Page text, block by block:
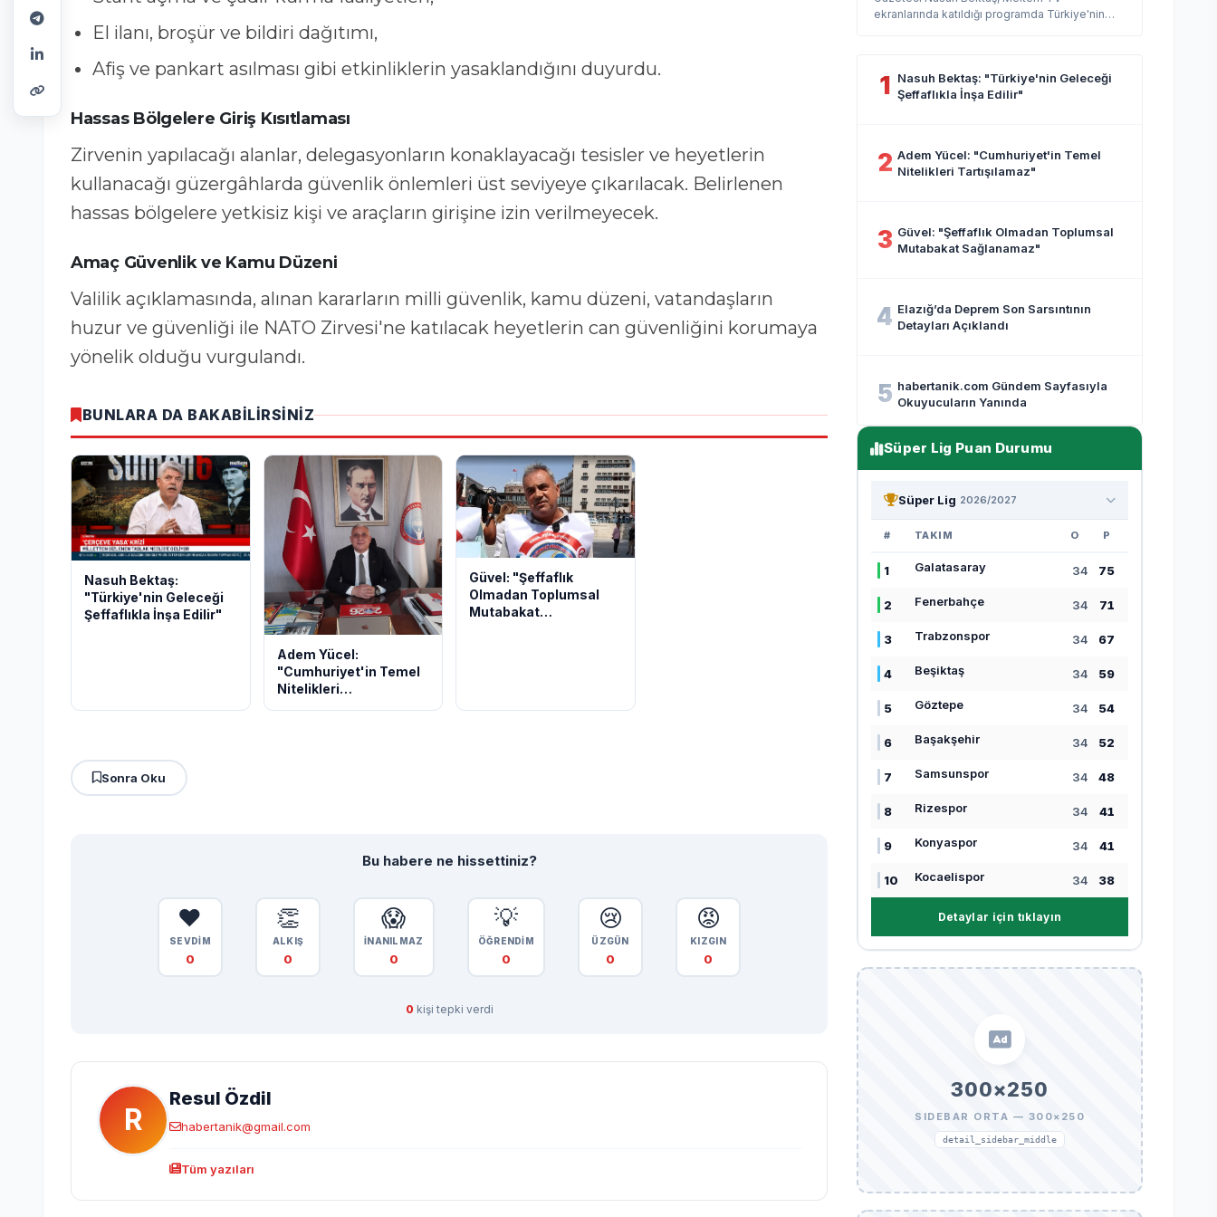
El ilanı, broşür ve bildiri dağıtımı,
Afiş ve pankart asılması gibi etkinliklerin yasaklandığını duyurdu.
Hassas Bölgelere Giriş Kısıtlaması
Zirvenin yapılacağı alanlar, delegasyonların konaklayacağı tesisler ve heyetlerin
kullanacağı güzergâhlarda güvenlik önlemleri üst seviyeye çıkarılacak. Belirlenen
hassas bölgelere yetkisiz kişi ve araçların girişine izin verilmeyecek.
Amaç Güvenlik ve Kamu Düzeni
Valilik açıklamasında, alınan kararların milli güvenlik, kamu düzeni, vatandaşların
huzur ve güvenliği ile NATO Zirvesi'ne katılacak heyetlerin can güvenliğini korumaya
yönelik olduğu vurgulandı.
BUNLARA DA BAKABİLİRSİNİZ
Nasuh Bektaş:
"Türkiye'nin Geleceği
Şeffaflıkla İnşa Edilir"
Adem Yücel:
"Cumhuriyet'in Temel
Nitelikleri
Güvel: "Şeffaflık
Olmadan Toplumsal
Mutabakat
Sonra Oku
Bu habere ne hissettiniz?
❤️
SEVDİM
0
👏
ALKIŞ
0
😱
İNANILMAZ
0
💡
ÖĞRENDİM
0
😢
ÜZGÜN
0
😡
KIZGIN
0
0 kişi tepki verdi
R
Resul Özdil
habertanik@gmail.com
Tüm yazıları
ekranlarında katıldığı programda Türkiye'nin
1 Nasuh Bektaş: "Türkiye'nin Geleceği
Şeffaflıkla İnşa Edilir"
2 Adem Yücel: "Cumhuriyet'in Temel
Nitelikleri Tartışılamaz"
3 Güvel: "Şeffaflık Olmadan Toplumsal
Mutabakat Sağlanamaz"
4 Elazığ’da Deprem Son Sarsıntının
Detayları Açıklandı
5 habertanik.com Gündem Sayfasıyla
Okuyucuların Yanında
Süper Lig Puan Durumu
Süper Lig 2026/2027
# TAKIM O P
1 Galatasaray 34 75
2 Fenerbahçe 34 71
3 Trabzonspor 34 67
4 Beşiktaş 34 59
5 Göztepe 34 54
6 Başakşehir 34 52
7 Samsunspor 34 48
8 Rizespor 34 41
9 Konyaspor 34 41
10 Kocaelispor 34 38
Detaylar için tıklayın
300×250
SIDEBAR ORTA — 300×250
detail_sidebar_middle